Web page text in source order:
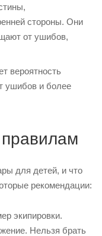
стороны. Они
от ушибов,
вероятность
ушибов и более
для детей, и что
рекомендации:
экипировки.
Нельзя брать